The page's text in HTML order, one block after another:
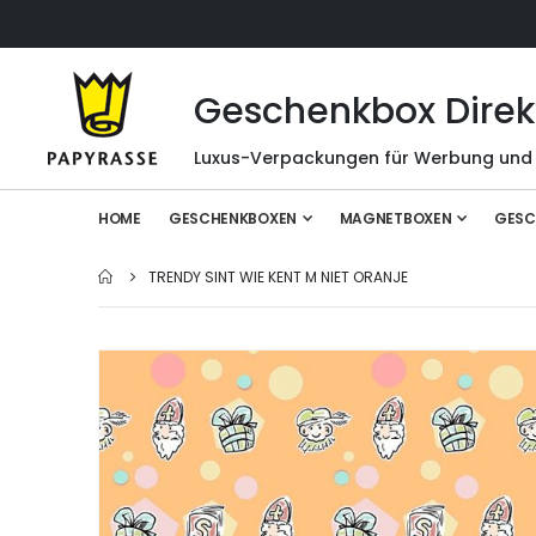
Geschenkbox
Luxus-Verpackungen für Werbung und
HOME GESCHENKBOXEN MAGNETBOXEN
TRENDY SINT WIE KENT M NIET ORANJE
der
Bildgalerie
springen